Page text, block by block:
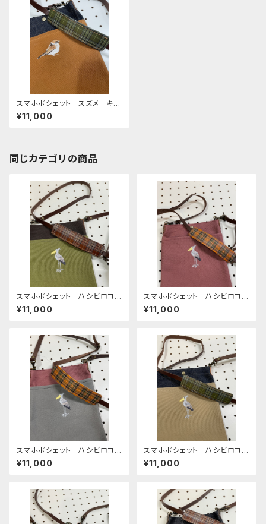
スマホポシェット スズメ キャ
メル 帆布 と 岡山デニム
すずめ 雀
¥11,000
同じカテゴリの商品
スマホポシェット ハシビロコ
ウ うぐいす ダークブラウン
帆布
¥11,000
スマホポシェット ハシビロコ
ウ あずき 帆布
¥11,000
スマホポシェット ハシビロコ
ウ グレー あずき 帆布
¥11,000
スマホポシェット ハシビロコ
ウ ベージュ 帆布 と 岡山
デニム
¥11,000